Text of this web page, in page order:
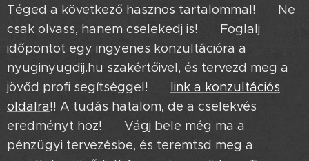
Téged a következő hasznos tartalommal! ✨ Ne
csak olvass, hanem cselekedj is! 💪 Foglalj
időpontot egy ingyenes konzultációra a
nyuginyugdij.hu szakértőivel, és tervezd meg a
jövőd profi segítséggel! ➡️ link a konzultációs
oldalra!! A tudás hatalom, de a cselekvés
eredményt hoz! 💥 Vágj bele még ma a
pénzügyi tervezésbe, és teremtsd meg a